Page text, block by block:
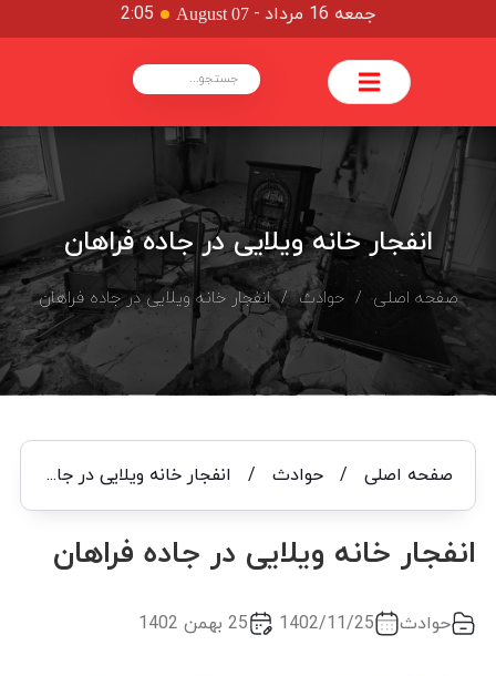
جمعه 16 مرداد -
August 07
2:05
انفجار خانه ویلایی در جاده فراهان
صفحه اصلی/حوادث/ انفجار خانه ویلایی در جاده فراهان
صفحه اصلی/ حوادث/ انفجار خانه ویلایی در جاده فراهان
انفجار خانه ویلایی در جاده فراهان
حوادث 1402/11/25 25 بهمن 1402